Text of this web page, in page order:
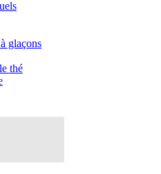
glaçons
thé